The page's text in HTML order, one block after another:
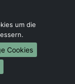
um die
Cookies